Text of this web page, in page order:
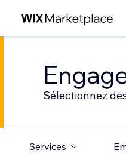
Sélectionnez
Services